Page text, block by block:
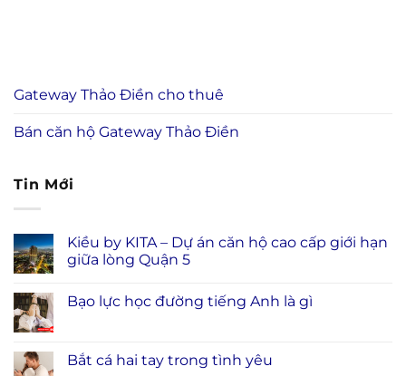
Gateway Thảo Điền cho thuê
Bán căn hộ Gateway Thảo Điền
Tin Mới
Kiều by KITA – Dự án căn hộ cao cấp giới hạn
giữa lòng Quận 5
Bạo lực học đường tiếng Anh là gì
Bắt cá hai tay trong tình yêu